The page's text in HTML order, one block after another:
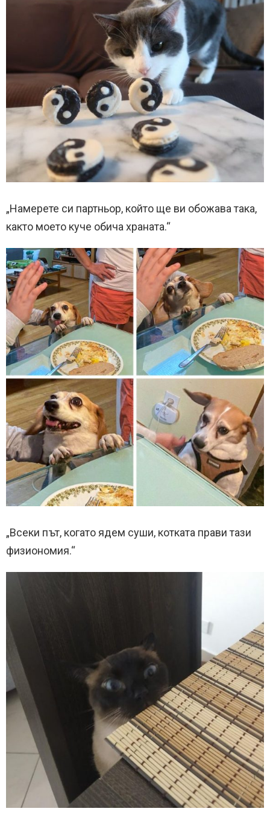
„Намерете си партньор, който ще ви обожава така,
както моето куче обича храната.“
„Всеки път, когато ядем суши, котката прави тази
физиономия.“